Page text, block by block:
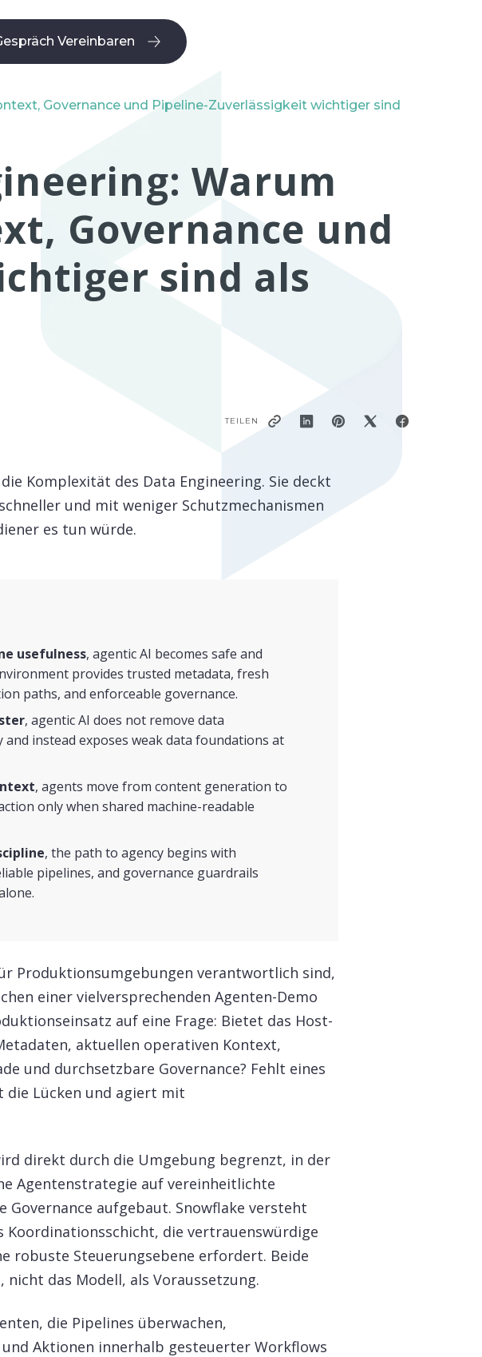
Beantragen
Vereinbaren
Governance und Pipeline-Zuverlässigkeit wichtiger sind
Warum
Governance und
sind als
TEILEN
Komplexität des Data Engineering. Sie deckt
und mit weniger Schutzmechanismen
es tun würde.
usefulness, agentic AI becomes safe and
provides trusted metadata, fresh
paths, and enforceable governance.
, agentic AI does not remove data
instead exposes weak data foundations at
, agents move from content generation to
only when shared machine-readable
, the path to agency begins with
pipelines, and governance guardrails
Produktionsumgebungen verantwortlich sind,
einer vielversprechenden Agenten-Demo
auf eine Frage: Bietet das Host-
aktuellen operativen Kontext,
und durchsetzbare Governance? Fehlt eines
die Lücken und agiert mit
direkt durch die Umgebung begrenzt, in der
Agentenstrategie auf vereinheitlichte
Governance aufgebaut. Snowflake versteht
Koordinationsschicht, die vertrauenswürdige
robuste Steuerungsebene erfordert. Beide
das Modell, als Voraussetzung.
die Pipelines überwachen,
Aktionen innerhalb gesteuerter Workflows